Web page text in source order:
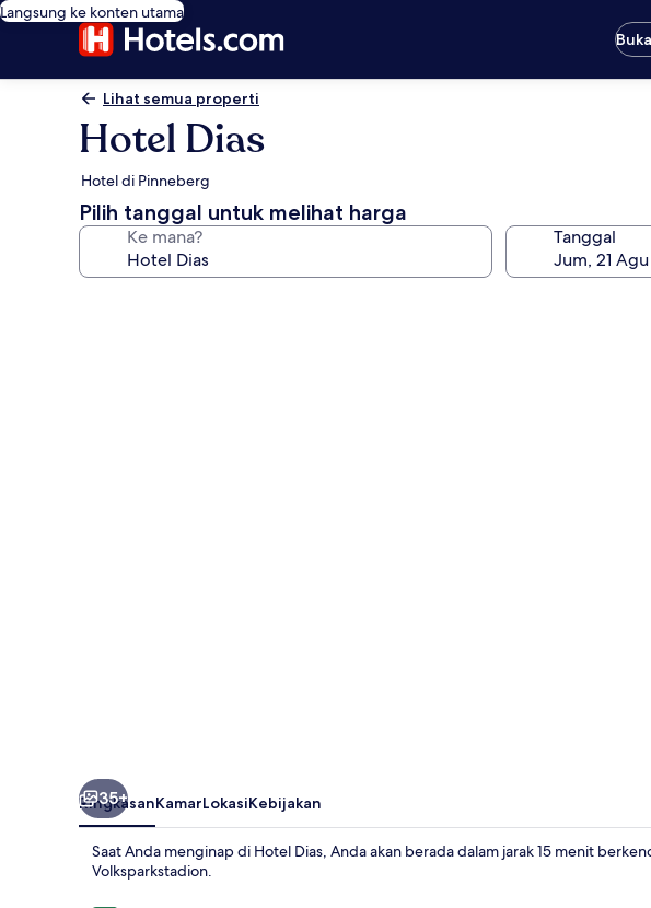
Langsung ke konten utama
Lihat semua properti
Hotel Dias
Hotel di Pinneberg
Pilih tanggal untuk melihat harga
Ke mana? Tanggal
35+
RingkasanKamarLokasiKebijakan
Saat Anda menginap di Hotel Dias, Anda akan berada dalam jarak 15 menit
Volksparkstadion.